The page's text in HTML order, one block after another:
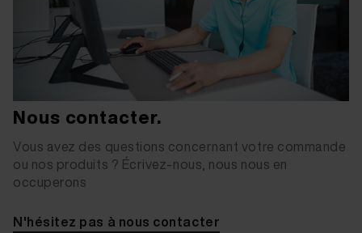
Nous contacter.
Vous avez des questions concernant votre commande
ou nos produits ? Écrivez-nous, nous nous en
occuperons
N'hésitez pas à nous contacter